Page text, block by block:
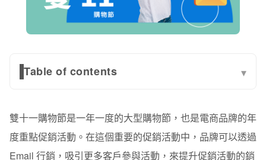
Table of contents ▾
如何規劃 EDM 內容？最佳寄送時間？
參考電商品牌 Email 行銷範例，著手規劃 11.11 活動
雙十一購物節是一年一度的大型購物節，也是電商品牌的年
度重點促銷活動。在這個重要的促銷活動中，品牌可以透過
Email 行銷，吸引更多客戶參與活動，來提升促銷活動的銷